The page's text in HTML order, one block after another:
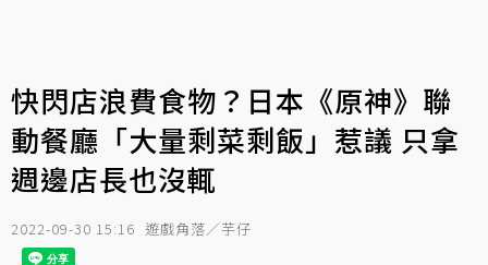
快閃店浪費食物？日本《原神》聯
動餐廳「大量剩菜剩飯」惹議 只拿
週邊店長也沒輒
2022-09-30 15:16 遊戲角落／芋仔